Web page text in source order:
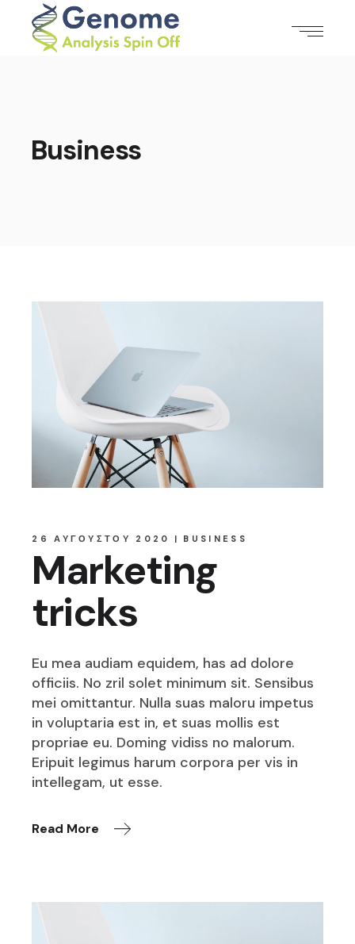
Business
26 ΑΥΓΟΎΣΤΟΥ 2020 BUSINESS
Marketing
tricks
Eu mea audiam equidem, has ad dolore
officiis. No zril solet minimum sit. Sensibus
mei omittantur. Nulla suas maloru impetus
in voluptaria est in, et suas mollis est
propriae eu. Doming vidiss no malorum.
Eripuit legimus harum corpora per vis in
intellegam, ut esse.
Read More